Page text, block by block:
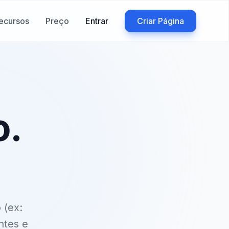
Preço Entrar Criar Página
(ex:
e